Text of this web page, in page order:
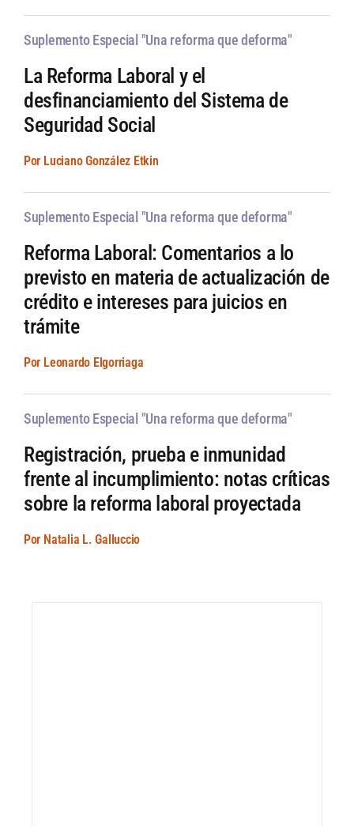
Suplemento Especial "Una reforma que deforma"
La Reforma Laboral y el
desfinanciamiento del Sistema de
Seguridad Social
Por Luciano González Etkin
Suplemento Especial "Una reforma que deforma"
Reforma Laboral: Comentarios a lo
previsto en materia de actualización de
crédito e intereses para juicios en
trámite
Por Leonardo Elgorriaga
Suplemento Especial "Una reforma que deforma"
Registración, prueba e inmunidad
frente al incumplimiento: notas críticas
sobre la reforma laboral proyectada
Por Natalia L. Galluccio